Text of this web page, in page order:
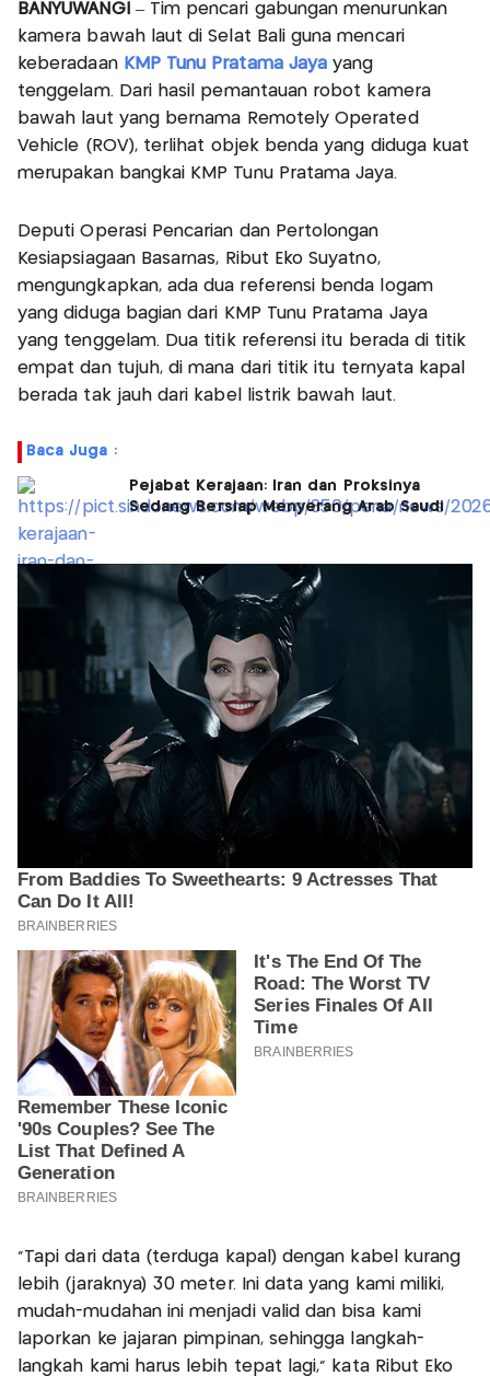
BANYUWANGI– Tim pencari gabungan menurunkan
kamera bawah laut di Selat Bali guna mencari
keberadaan KMP Tunu Pratama Jayayang
tenggelam. Dari hasil pemantauan robot kamera
bawah laut yang bernama Remotely Operated
Vehicle (ROV), terlihat objek benda yang diduga kuat
merupakan bangkai KMP Tunu Pratama Jaya.
Deputi Operasi Pencarian dan Pertolongan
Kesiapsiagaan Basarnas, Ribut Eko Suyatno,
mengungkapkan, ada dua referensi benda logam
yang diduga bagian dari KMP Tunu Pratama Jaya
yang tenggelam. Dua titik referensi itu berada di titik
empat dan tujuh, di mana dari titik itu ternyata kapal
berada tak jauh dari kabel listrik bawah laut.
Baca Juga :
Pejabat Kerajaan: Iran dan Proksinya
Sedang Bersiap Menyerang Arab Saudi
"Tapi dari data (terduga kapal) dengan kabel kurang
lebih (jaraknya) 30 meter. Ini data yang kami miliki,
mudah-mudahan ini menjadi valid dan bisa kami
laporkan ke jajaran pimpinan, sehingga langkah-
langkah kami harus lebih tepat lagi," kata Ribut Eko